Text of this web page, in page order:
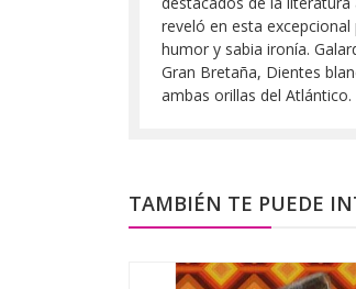
reveló en esta
humor y sabia ironía.
Gran Bretaña, Dientes
ambas orillas del Atlántico.
TAMBIÉN TE PUEDE